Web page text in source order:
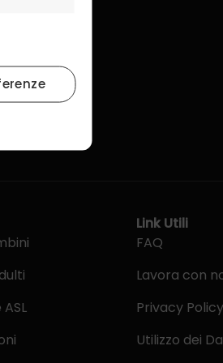
Link Utili
FAQ
Lavora con
Privacy Policy
Utilizzo dei